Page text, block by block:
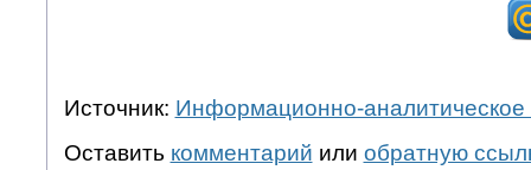
Источник: Информационно-аналитическое
Оставить комментарий или обратную